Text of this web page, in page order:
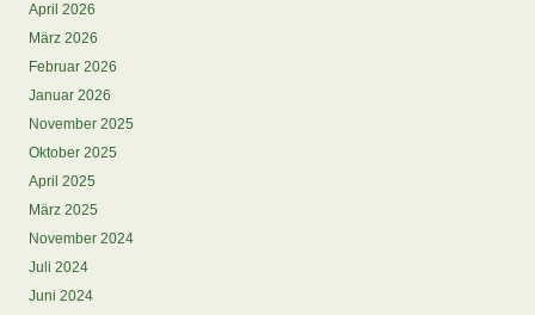
April 2026
März 2026
Februar 2026
Januar 2026
November 2025
Oktober 2025
April 2025
März 2025
November 2024
Juli 2024
Juni 2024